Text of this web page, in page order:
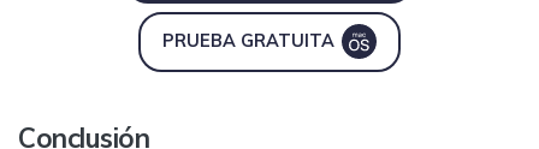
PRUEBA GRATUITA
Conclusión